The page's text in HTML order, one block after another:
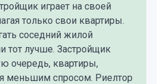
играет на своей
только свои квартиры.
соседний жилой
тот лучше. Застройщик
очередь, квартиры,
меньшим спросом. Риелтор